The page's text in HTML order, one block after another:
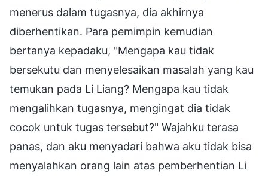
menerus dalam tugasnya, dia akhirnya
diberhentikan. Para pemimpin kemudian
bertanya kepadaku, "Mengapa kau tidak
bersekutu dan menyelesaikan masalah yang kau
temukan pada Li Liang? Mengapa kau tidak
mengalihkan tugasnya, mengingat dia tidak
cocok untuk tugas tersebut?" Wajahku terasa
panas, dan aku menyadari bahwa aku tidak bisa
menyalahkan orang lain atas pemberhentian Li